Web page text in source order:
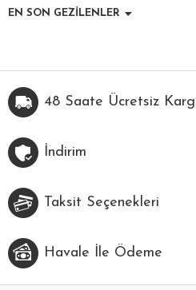
EN SON GEZİLENLER
48 Saate Ücretsiz
İndirim
Taksit Seçenekleri
Havale İle Ödeme